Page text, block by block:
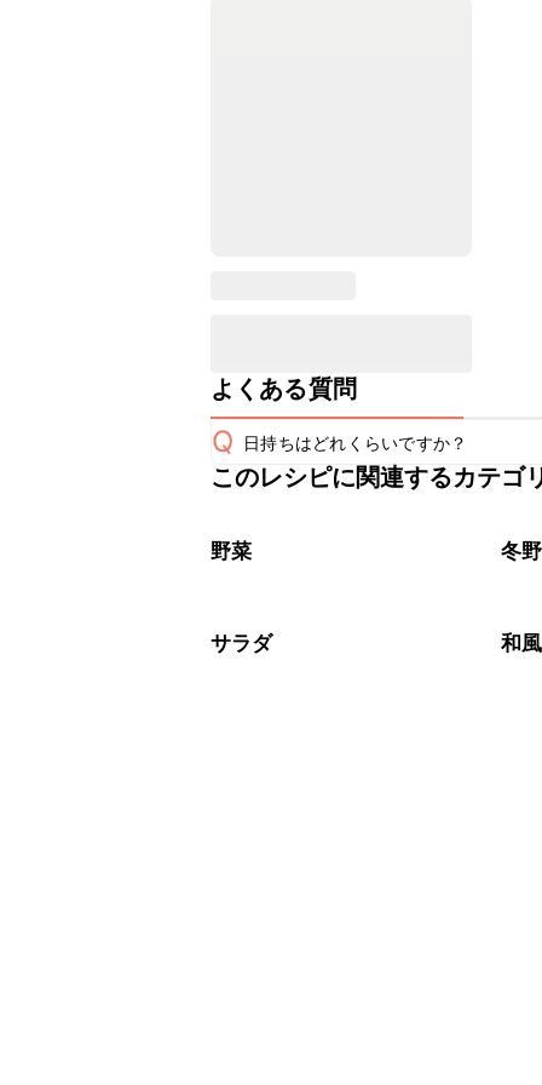
よくある質問
Q 日持ちはどれくらいですか？
こちらのレシピは出来たてをお召し
※日持ちは目安です。
このレシピに関連するカテゴ
野菜 冬
サラダ 和